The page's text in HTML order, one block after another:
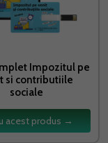
Impozitul pe
si contributiile
sociale
acest produs →